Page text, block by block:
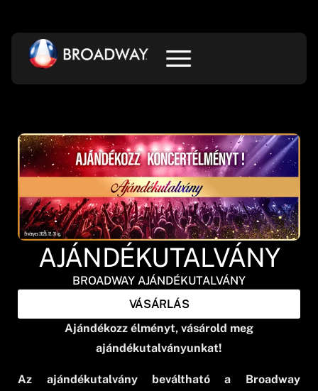
AJÁNDÉKUTALVÁNY
BROADWAY AJÁNDÉKUTALVÁNY
VÁSÁRLÁS
Ajándékozz élményt, vásárold meg
ajándékutalványunkat!
Az ajándékutalvány beváltható a Broadway